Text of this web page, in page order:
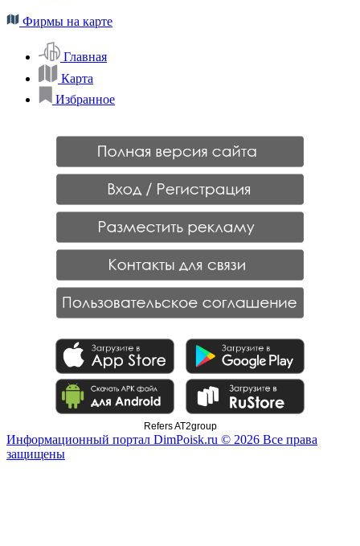
Фирмы на карте
Главная
Карта
Избранное
Refers AT2group
Информационный портал DimPoisk.ru © 2026 Все права
защищены